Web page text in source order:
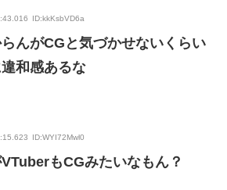
ID:kkKsbVD6a
んがCGと気づかせないくらい
和感あるな
ID:WYI72Mwl0
もCGみたいなもん？